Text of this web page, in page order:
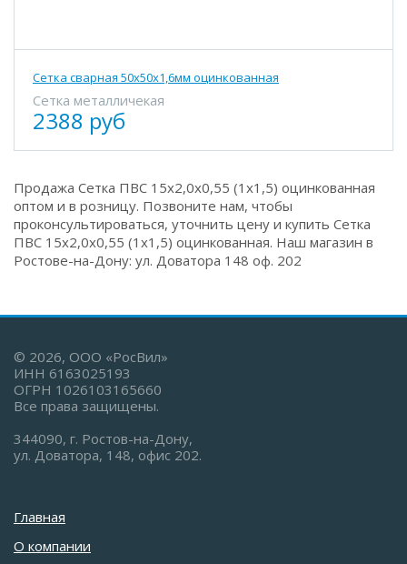
Сетка сварная 50х50х1,6мм оцинкованная
Сетка металличекая
2388 руб
Продажа Сетка ПВС 15х2,0х0,55 (1х1,5) оцинкованная
оптом и в розницу. Позвоните нам, чтобы
проконсультироваться, уточнить цену и купить Сетка
ПВС 15х2,0х0,55 (1х1,5) оцинкованная. Наш магазин в
Ростове-на-Дону: ул. Доватора 148 оф. 202
© 2026, ООО «РосВил»
ИНН 6163025193
ОГРН 1026103165660
Все права защищены.
344090, г. Ростов-на-Дону,
ул. Доватора, 148, офис 202.
Главная
О компании